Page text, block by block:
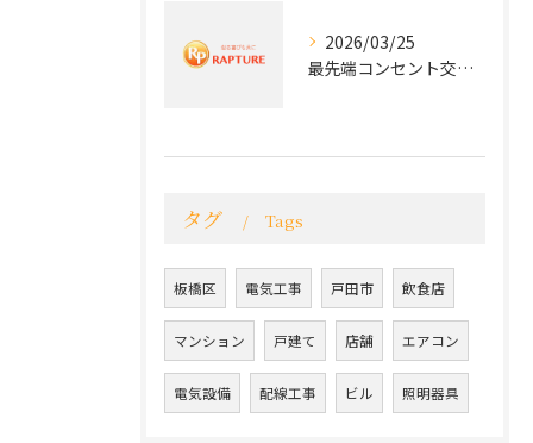
2026/03/25
最先端コンセント交換で実現する安全と快適な住環境
タグ Tags
板橋区 電気工事 戸田市 飲食店
マンション 戸建て 店舗 エアコン
電気設備 配線工事 ビル 照明器具